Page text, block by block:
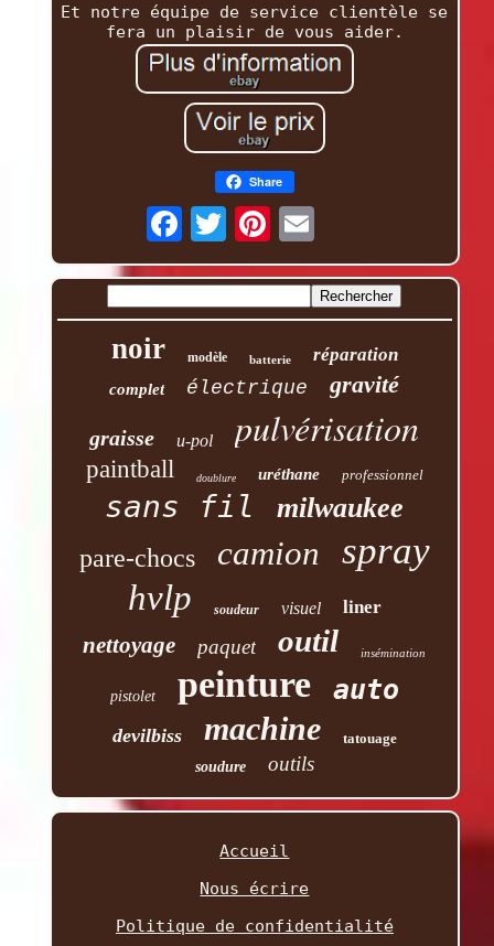
Et notre équipe de service clientèle se
fera un plaisir de vous aider.
Share
noir modèle batterie réparation
complet électrique gravité
graisse u-pol pulvérisation
paintball doublure uréthane professionnel
sans fil milwaukee
pare-chocs camion spray
hvlp soudeur visuel liner
nettoyage paquet outil insémination
pistolet peinture auto
devilbiss machine
tatouage
soudure
outils
Accueil
Nous écrire
Politique de confidentialité